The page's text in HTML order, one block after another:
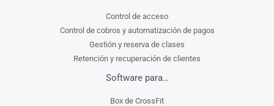
Control de acceso
Control de cobros y automatización de pagos
Gestión y reserva de clases
Retención y recuperación de clientes
Software para…
Box de CrossFit